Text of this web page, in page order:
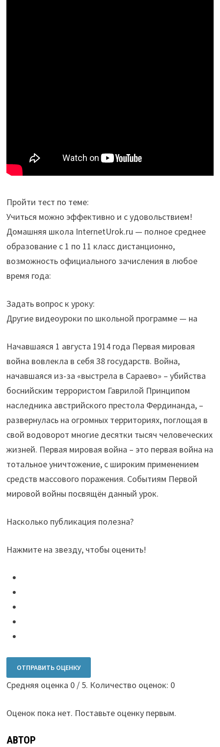
Пройти тест по теме:
Учиться можно эффективно и с удовольствием!
Домашняя школа InternetUrok.ru — полное среднее
образование с 1 по 11 класс дистанционно,
возможность официального зачисления в любое
время года:
Задать вопрос к уроку:
Другие видеоуроки по школьной программе — на
Начавшаяся 1 августа 1914 года Первая мировая
война вовлекла в себя 38 государств. Война,
начавшаяся из-за «выстрела в Сараево» – убийства
боснийским террористом Гаврилой Принципом
наследника австрийского престола Фердинанда, –
развернулась на огромных территориях, поглощая в
свой водоворот многие десятки тысяч человеческих
жизней. Первая мировая война – это первая война на
тотальное уничтожение, с широким применением
средств массового поражения. Событиям Первой
мировой войны посвящён данный урок.
Насколько публикация полезна?
Нажмите на звезду, чтобы оценить!
ОТПРАВИТЬ ОЦЕНКУ
Средняя оценка 0/ 5. Количество оценок: 0
Оценок пока нет. Поставьте оценку первым.
АВТОР